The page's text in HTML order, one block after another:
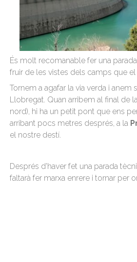
És molt recomanable fer una
fruir de les vistes dels camps que
Tornem a agafar la via verda i anem
Llobregat. Quan arribem al final de
nord), hi ha un petit pont que ens
arribant pocs metres després, a la
el nostre destí.
Després d'haver fet una parada
faltarà fer marxa enrere i tornar per